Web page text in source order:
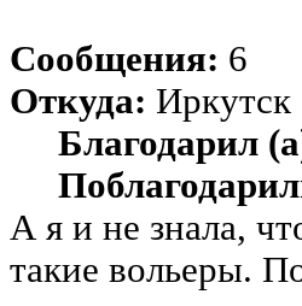
Сообщения: 6
Откуда: Иркутск
Благодарил
А я и не знала,
такие вольеры.